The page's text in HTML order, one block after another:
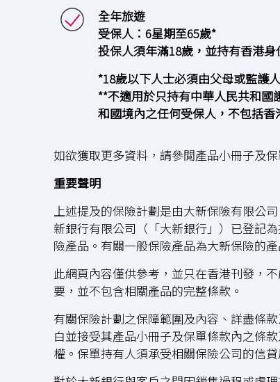
全年旅遊
受保人：6星期至65歲*
投保人須年滿18歲，並持有香港身
*18歲以下人士必須由父母或監護
**不適用於只持有中華人民共和國
和國境內之任何受保人，不包括香
如欲獲取更多資料，請參閲產品小冊子及
重要聲明
上述提及的保險計劃是由大新保險有限公
新銀行有限公司（「大新銀行」）已登記
險產品。有關一般保險產品為大新保險的
此網頁內容僅供參考，並只在香港刊發，
要，並不包含相關產品的完整條款。
有關保險計劃之保障範圍及內容、詳盡條
白並接受其產品小冊子及保單條款內之條
權。保單持有人須承受相關保險公司的信貸